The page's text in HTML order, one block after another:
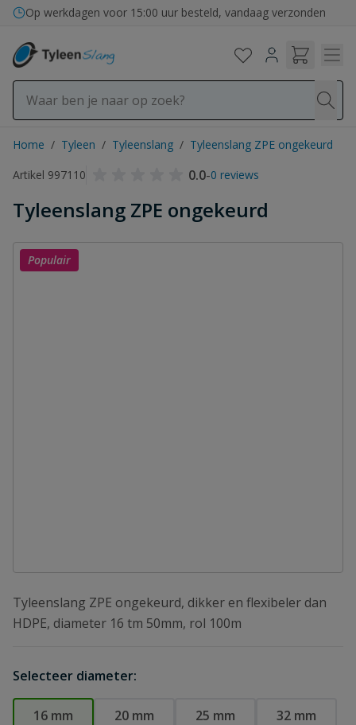
Ga naar de inhoud
Op werkdagen voor 15:00 uur besteld, vandaag verzonden
Home / Tyleen / Tyleenslang / Tyleenslang ZPE ongekeurd
Artikel 997110
0.0-0 reviews
Tyleenslang ZPE ongekeurd
Populair
Tyleenslang ZPE ongekeurd, dikker en flexibeler dan
HDPE, diameter 16 tm 50mm, rol 100m
Selecteer diameter:
16 mm 20 mm 25 mm
32 mm